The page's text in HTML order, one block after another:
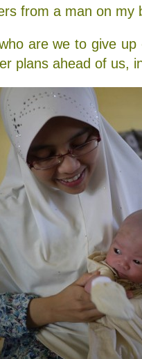
from a man on my
are we to give up
plans ahead of us,